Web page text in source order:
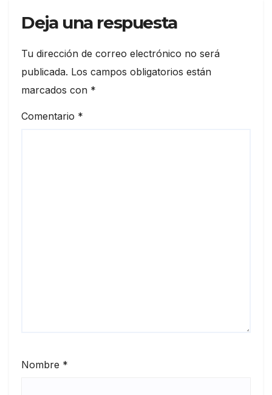
Deja una respuesta
Tu dirección de correo electrónico no será
publicada. Los campos obligatorios están
marcados con *
Comentario *
Nombre *